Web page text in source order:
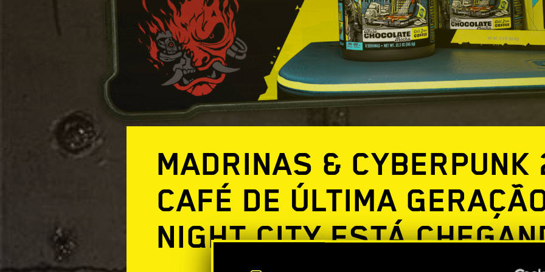
MADRINAS &
CAFÉ DE ÚLTIMA
NIGHT CITY ESTÁ